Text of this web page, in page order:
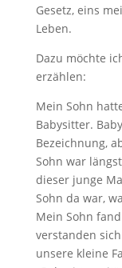
Gesetz, eins
Leben.
Dazu möchte
erzählen:
Mein Sohn
Babysitter.
Bezeichnung,
Sohn war
dieser junge
Sohn da war,
Mein Sohn
verstanden
unsere kleine